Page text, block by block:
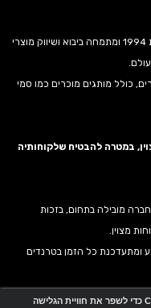
חברת הנסיך הקטן - אביב ואורן בע"מ נוסדה בשנת 1994 ומתמחה ביבוא ושיווק מוצרי
כולל מותגים מוכרים כמו סמי
במטרה להבטיח שלקוחותיה
מובילה בתחום, בזכות
מצוין.
ומתעדכנת כל הזמן בטרנדים
האתר שלנו משתמש בקובצי Cookies כדי לשפר את חוויית הגלישה